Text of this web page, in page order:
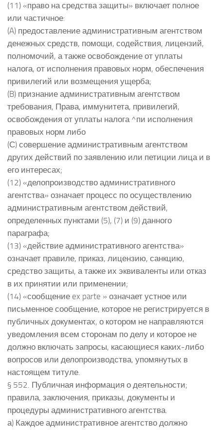
(11) «право на средства защиты» включает полное
или частичное:
(A) предоставление административным агентством
денежных средств, помощи, содействия, лицензий,
полномочий, а также освобождение от уплаты
налога, от исполнения правовых норм, обеспечения
привилегий или возмещения ущерба;
(B) признание административным агентством
требования, Права, иммунитета, привилегий,
освобождения от уплаты налога ^пи исполнения
правовых норм либо
(С) совершение административным агентством
других действий по заявлению или петиции лица и в
его интересах;
(12) «делопроизводство административного
агентства» означает процесс по осуществлению
административным агентством действий,
определенных пунктами (5), (7) и (9) данного
параграфа;
(13) «действие административного агентства»
означает правиле, приказ, лицензию, санкцию,
средство защиты, а также их эквиваленты или отказ
в их принятии или применении;
(14) «сообщение ex parte » означает устное или
письменное сообщение, которое не регистрируется в
публичных документах, о котором не направляются
уведомления всем сторонам по делу и которое не
должно включать запросы, касающиеся каких-либо
вопросов или делопроизводства, упомянутых в
настоящем титуле.
§ 552. Публичная информация о деятельности;
правила, заключения, приказы, документы и
процедуры административного агентства.
а) Каждое административное агентство должно